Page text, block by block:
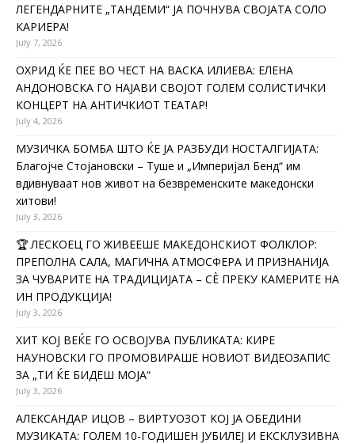
ЛЕГЕНДАРНИТЕ „ТАНДЕМИ“ ЈА ПОЧНУВА СВОЈАТА СОЛО
КАРИЕРА!
July 7, 2026
ОХРИД ЌЕ ПЕЕ ВО ЧЕСТ НА ВАСКА ИЛИЕВА: ЕЛЕНА
АНДОНОВСКА ГО НАЈАВИ СВОЈОТ ГОЛЕМ СОЛИСТИЧКИ
КОНЦЕРТ НА АНТИЧКИОТ ТЕАТАР!
July 4, 2026
МУЗИЧКА БОМБА ШТО ЌЕ ЈА РАЗБУДИ НОСТАЛГИЈАТА:
Благојче Стојановски – Туше и „Империјал Бенд“ им
вдивнуваат нов живот на безвременските македонски
хитови!
July 3, 2026
🏆 ЛЕСКОЕЦ ГО ЖИВЕЕШЕ МАКЕДОНСКИОТ ФОЛКЛОР:
ПРЕПОЛНА САЛА, МАГИЧНА АТМОСФЕРА И ПРИЗНАНИЈА
ЗА ЧУВАРИТЕ НА ТРАДИЦИЈАТА – СÈ ПРЕКУ КАМЕРИТЕ НА
ИН ПРОДУКЦИЈА!
July 3, 2026
ХИТ КОЈ ВЕЌЕ ГО ОСВОЈУВА ПУБЛИКАТА: КИРЕ
НАУНОВСКИ ГО ПРОМОВИРАШЕ НОВИОТ ВИДЕОЗАПИС
ЗА „ТИ ЌЕ БИДЕШ МОЈА“
July 3, 2026
АЛЕКСАНДАР ИЦОВ – ВИРТУОЗОТ КОЈ ЈА ОБЕДИНИ
МУЗИКАТА: ГОЛЕМ 10-ГОДИШЕН ЈУБИЛЕЈ И ЕКСКЛУЗИВНА